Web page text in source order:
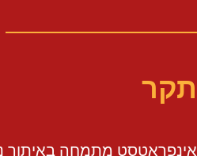
תקרה
אינפראטסט מתמחה באיתור